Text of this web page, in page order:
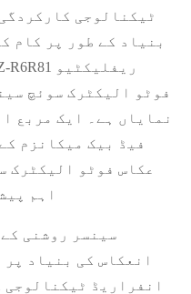
ٹیکنالوجی
بنیاد کے طور پر کام
فوٹو الیکٹرک سوئچ
نمایاں ہے۔ ایک مربع
فیڈ بیک میکانزم
عکاس فوٹو الیکٹرک
اہم
انعکاس کی بنیاد
انفراریڈ ٹیکنالوجی